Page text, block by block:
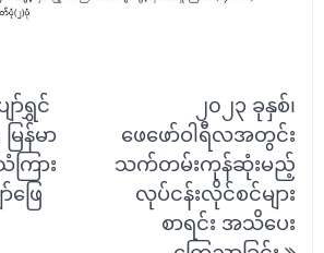
ော်ရွှင်
ြန်မာ
ြား
ဖြေ
၂၀၂၃ ခုနှစ်၊
ဖေဖော်ဝါရီလအတွင်း
သက်တမ်းကုန်ဆုံးမည့်
လုပ်ငန်းလိုင်စင်များ
စာရင်း အသိပေး